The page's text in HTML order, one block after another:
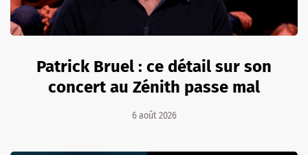
Patrick Bruel : ce détail sur son
concert au Zénith passe mal
6 août 2026